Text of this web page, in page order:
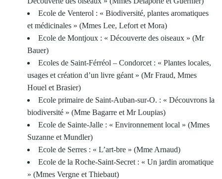
Ecole de Venterol : « Biodiversité, plantes aromatiques
et médicinales » (Mmes Lee, Lefort et Mora)
Ecole de Montjoux : « Découverte des oiseaux » (Mr
Bauer)
Ecoles de Saint-Férréol – Condorcet : « Plantes locales,
usages et création d’un livre géant » (Mr Fraud, Mmes
Houel et Brasier)
Ecole primaire de Saint-Auban-sur-O. : « Découvrons la
biodiversité » (Mme Bagarre et Mr Loupias)
Ecole de Sainte-Jalle : « Environnement local » (Mmes
Suzanne et Mundler)
Ecole de Serres : « L’art-bre » (Mme Arnaud)
Ecole de la Roche-Saint-Secret : « Un jardin aromatique
» (Mmes Vergne et Thiebaut)